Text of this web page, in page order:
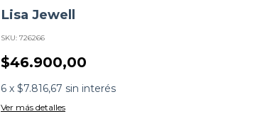
Lisa Jewell
SKU: 726266
$46.900,00
6 x $7.816,67 sin interés
Ver más detalles